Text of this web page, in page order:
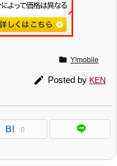
 Y!mobile
 Posted by KEN
B! 0